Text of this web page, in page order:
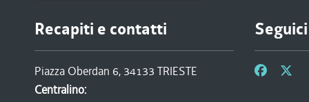
Recapiti e contatti
Piazza Oberdan 6, 34133 TRIESTE
Centralino: